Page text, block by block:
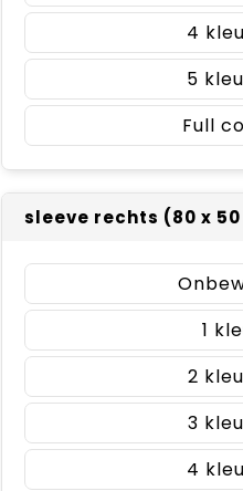
4
5
Full
sleeve rechts (80 x
1
2
3
4